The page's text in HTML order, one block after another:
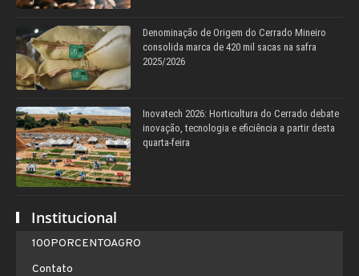
Denominação de Origem do Cerrado Mineiro
consolida marca de 420 mil sacas na safra
2025/2026
Inovatech 2026: Horticultura do Cerrado debate
inovação, tecnologia e eficiência a partir desta
quarta-feira
Institucional
100PORCENTOAGRO
Contato